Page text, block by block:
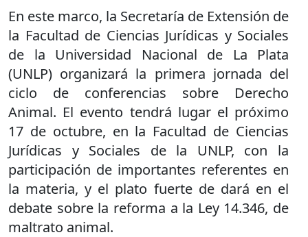
En este marco, la Secretaría de Extensión de
la Facultad de Ciencias Jurídicas y Sociales
de la Universidad Nacional de La Plata
(UNLP) organizará la primera jornada del
ciclo de conferencias sobre Derecho
Animal. El evento tendrá lugar el próximo
17 de octubre, en la Facultad de Ciencias
Jurídicas y Sociales de la UNLP, con la
participación de importantes referentes en
la materia, y el plato fuerte de dará en el
debate sobre la reforma a la Ley 14.346, de
maltrato animal.